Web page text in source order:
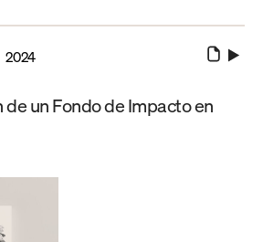
2024
un Fondo de Impacto en